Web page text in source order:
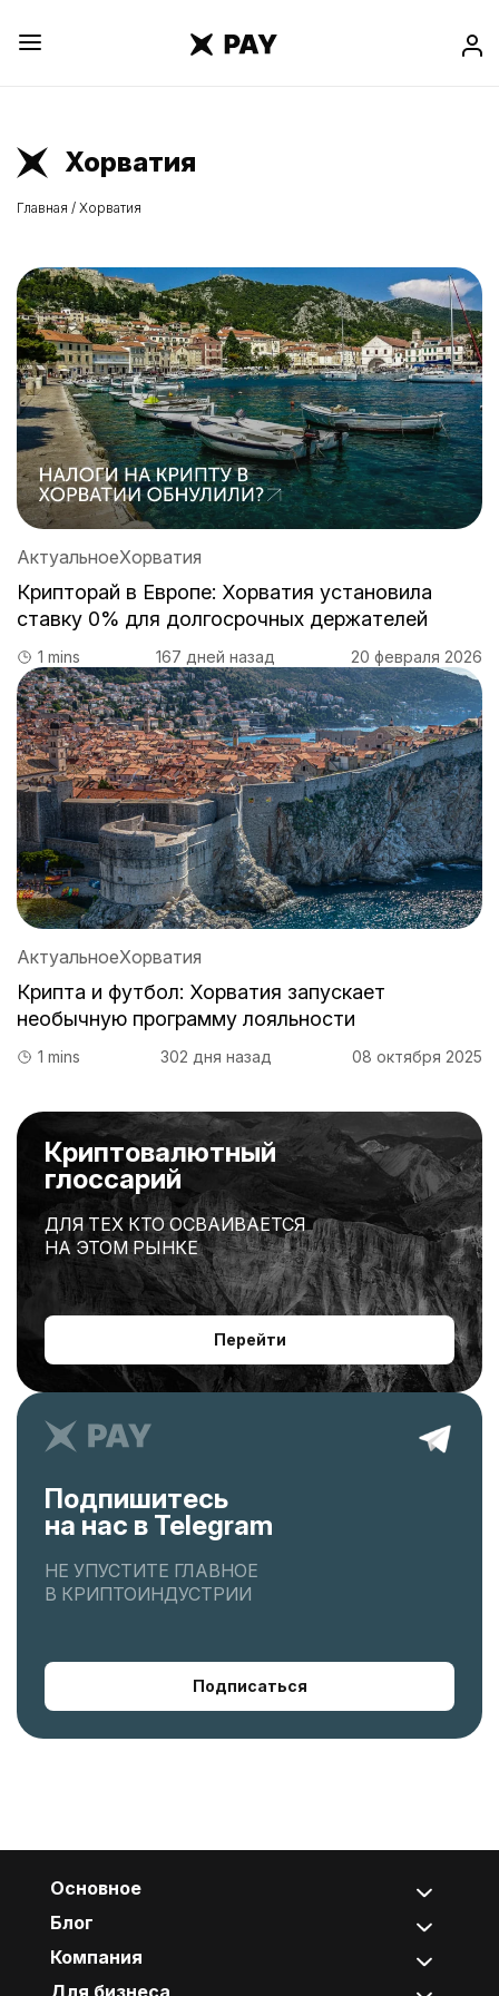
Хорватия
Главная / Хорватия
АктуальноеХорватия
Крипторай в Европе: Хорватия установила
ставку 0% для долгосрочных держателей
1 mins 167 дней назад 20 февраля 2026
АктуальноеХорватия
Крипта и футбол: Хорватия запускает
необычную программу лояльности
1 mins 302 дня назад 08 октября 2025
Криптовалютный
глоссарий
ДЛЯ ТЕХ КТО ОСВАИВАЕТСЯ
НА ЭТОМ РЫНКЕ
Перейти
Подпишитесь
на нас в Telegram
НЕ УПУСТИТЕ ГЛАВНОЕ
В КРИПТОИНДУСТРИИ
Подписаться
Основное
Блог
Компания